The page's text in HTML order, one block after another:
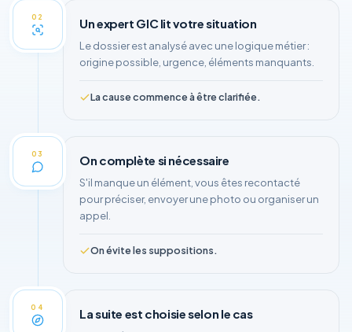
02 Un expert GIC lit votre situation
Le dossier est analysé avec une logique métier :
origine possible, urgence, éléments manquants.
La cause commence à être clarifiée.
03 On complète si nécessaire
S'il manque un élément, vous êtes recontacté
pour préciser, envoyer une photo ou organiser un
appel.
On évite les suppositions.
04 La suite est choisie selon le cas